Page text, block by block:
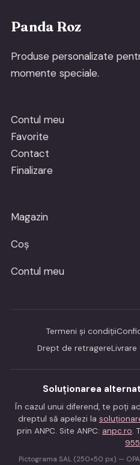
Panda Roz
Produse personalizate
momente speciale.
Contul meu
Favorite
Contact
Finalizare
Magazin
Coș
Contul meu
Termeni și condiții
Drept de retragere
Soluționarea
În cazul unui diferend, te poți
dreptul să apelezi la
prin ANPC. Site ANPC: anpc.ro.
Pictograma SAL (250×50 px) —